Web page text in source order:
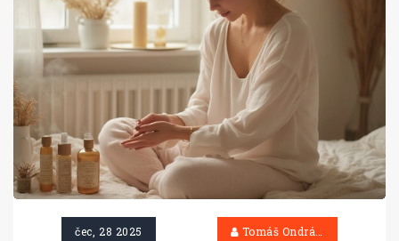
čec, 28 2025 Tomáš Ondráček